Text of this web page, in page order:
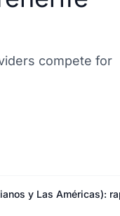
compete for
y Las Américas):